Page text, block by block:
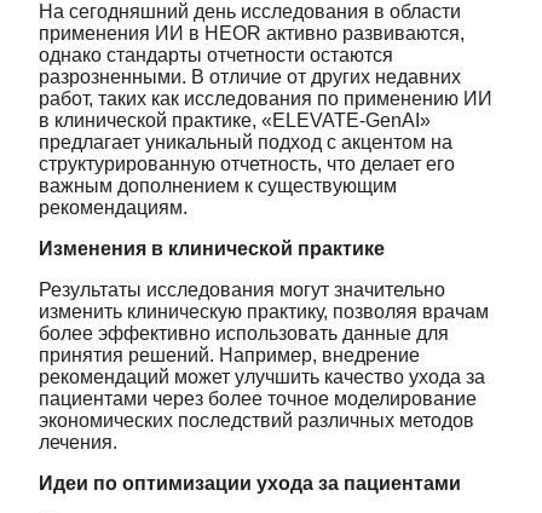
На сегодняшний день исследования в области
применения ИИ в HEOR активно развиваются,
однако стандарты отчетности остаются
разрозненными. В отличие от других недавних
работ, таких как исследования по применению ИИ
в клинической практике, «ELEVATE-GenAI»
предлагает уникальный подход с акцентом на
структурированную отчетность, что делает его
важным дополнением к существующим
рекомендациям.
Изменения в клинической практике
Результаты исследования могут значительно
изменить клиническую практику, позволяя врачам
более эффективно использовать данные для
принятия решений. Например, внедрение
рекомендаций может улучшить качество ухода за
пациентами через более точное моделирование
экономических последствий различных методов
лечения.
Идеи по оптимизации ухода за пациентами